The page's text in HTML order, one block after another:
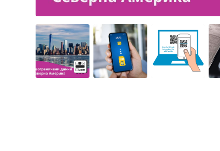
Angled view Angled view Angled view